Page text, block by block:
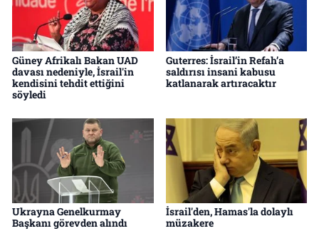
Güney Afrikalı Bakan UAD
davası nedeniyle, İsrail'in
kendisini tehdit ettiğini
söyledi
Guterres: İsrail’in Refah’a
saldırısı insani kabusu
katlanarak artıracaktır
Ukrayna Genelkurmay
Başkanı görevden alındı
İsrail'den, Hamas'la dolaylı
müzakere